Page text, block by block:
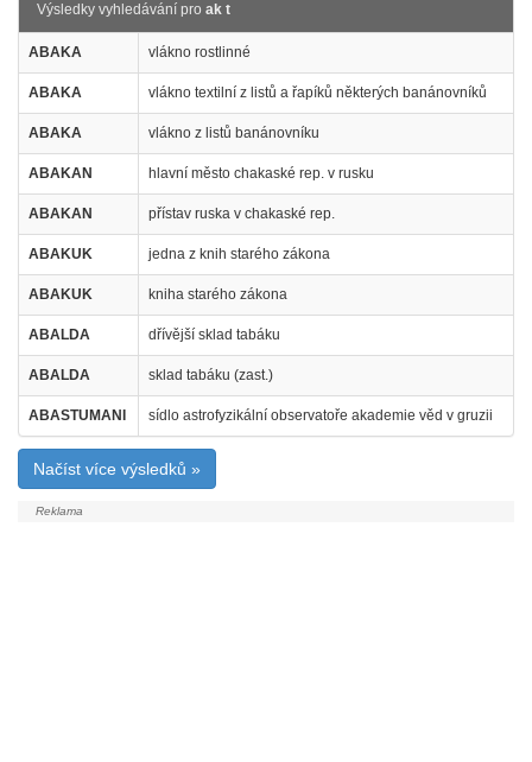
Výsledky vyhledávání pro ak t
ABAKA vlákno rostlinné
ABAKA vlákno textilní z listů a řapíků některých banánovníků
ABAKA vlákno z listů banánovníku
ABAKAN hlavní město chakaské rep. v rusku
ABAKAN přístav ruska v chakaské rep.
ABAKUK jedna z knih starého zákona
ABAKUK kniha starého zákona
ABALDA dřívější sklad tabáku
ABALDA sklad tabáku (zast.)
ABASTUMANI sídlo astrofyzikální observatoře akademie věd v gruzii
Načíst více výsledků »